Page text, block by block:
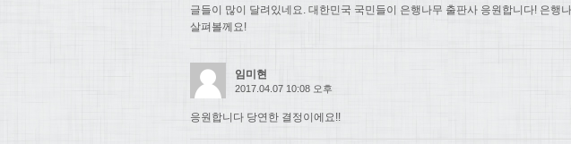
글들이 많이 달려있네요. 대한민국 국민들이 은행나무 출판사 응원합니다! 은행
살펴볼께요!
임미현
2017.04.07 10:08 오후
응원합니다 당연한 결정이에요!!